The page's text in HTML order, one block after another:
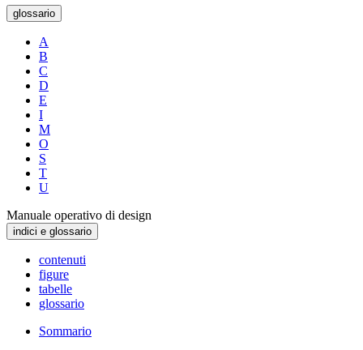
glossario
A
B
C
D
E
I
M
O
S
T
U
Manuale operativo di design
indici e glossario
contenuti
figure
tabelle
glossario
Sommario